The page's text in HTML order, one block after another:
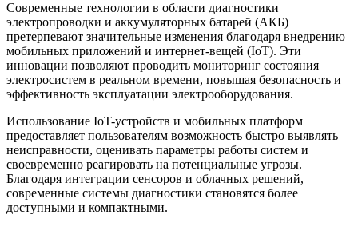
Современные технологии в области диагностики
электропроводки и аккумуляторных батарей (АКБ)
претерпевают значительные изменения благодаря внедрению
мобильных приложений и интернет-вещей (IoT). Эти
инновации позволяют проводить мониторинг состояния
электросистем в реальном времени, повышая безопасность и
эффективность эксплуатации электрооборудования.
Использование IoT-устройств и мобильных платформ
предоставляет пользователям возможность быстро выявлять
неисправности, оценивать параметры работы систем и
своевременно реагировать на потенциальные угрозы.
Благодаря интеграции сенсоров и облачных решений,
современные системы диагностики становятся более
доступными и компактными.